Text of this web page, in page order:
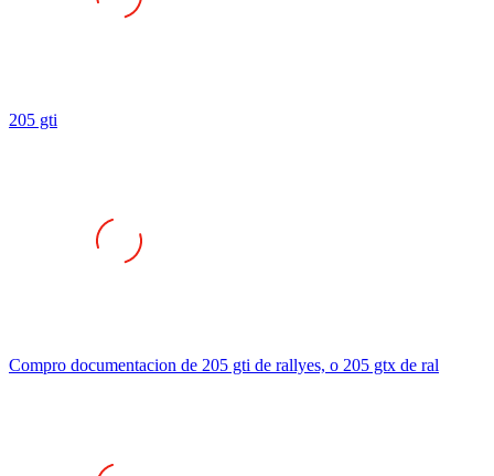
205 gti
Compro documentacion de 205 gti de rallyes, o 205 gtx de ral